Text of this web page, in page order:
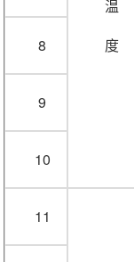
温
度
8
9
10
11